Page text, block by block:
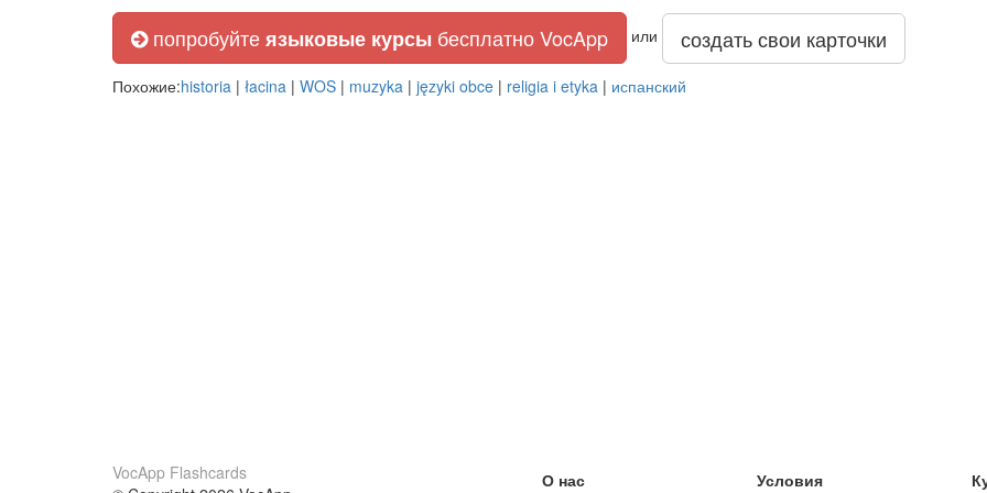
попробуйтеязыковые курсы бесплатно VocApp или создать свои карточки
Похожие:historia | łacina | WOS | muzyka | języki obce | religia i etyka | испанский
VocApp Flashcards
О нас Условия